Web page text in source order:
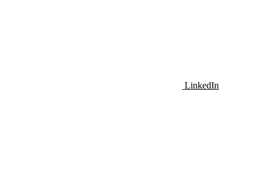
LinkedIn